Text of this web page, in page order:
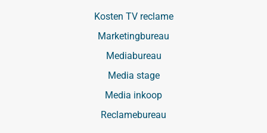
Kosten TV reclame
Marketingbureau
Mediabureau
Media stage
Media inkoop
Reclamebureau